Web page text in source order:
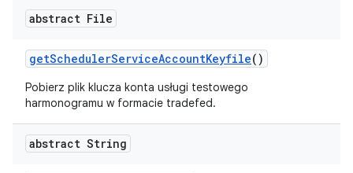
abstract File
getSchedulerServiceAccountKeyfile()
Pobierz plik klucza konta usługi testowego
harmonogramu w formacie tradefed.
abstract String